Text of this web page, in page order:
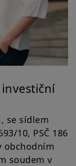
se sídlem
10, PSČ 186
obchodním
soudem v